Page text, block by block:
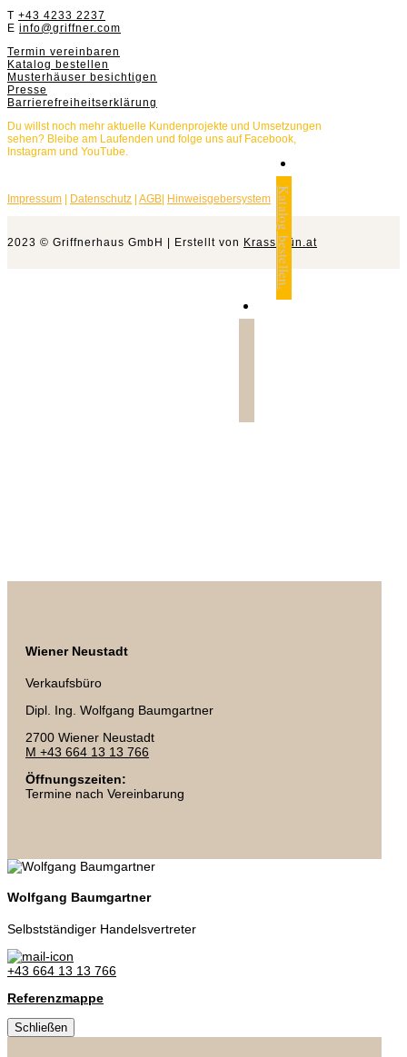
T +43 4233 2237
E info@griffner.com
Termin vereinbaren
Katalog bestellen
Musterhäuser besichtigen
Presse
Barrierefreiheitserklärung
Du willst noch mehr aktuelle Kundenprojekte und Umsetzungen
sehen? Bleibe am Laufenden und folge uns auf Facebook,
Instagram und YouTube.
Impressum Datenschutz AGB Hinweisgebersystem
2023 © Griffnerhaus GmbH | Erstellt von Krassgrün.at
Katalog bestellen.
Wiener Neustadt
Verkaufsbüro
Dipl. Ing. Wolfgang Baumgartner
2700 Wiener Neustadt
M +43 664 13 13 766
Öffnungszeiten:
Termine nach Vereinbarung
Wolfgang Baumgartner
Selbstständiger Handelsvertreter
+43 664 13 13 766
Referenzmappe
Schließen